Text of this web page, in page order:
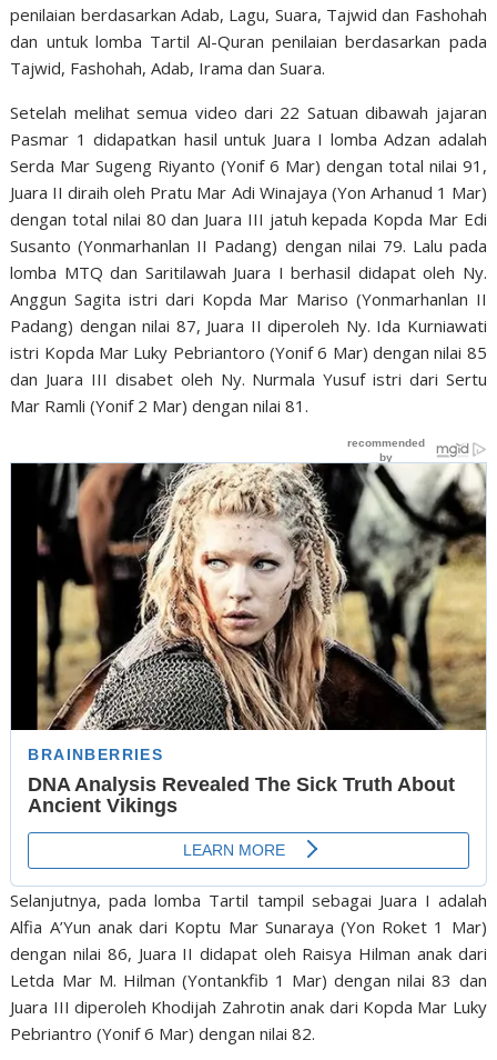
penilaian berdasarkan Adab, Lagu, Suara, Tajwid dan Fashohah
dan untuk lomba Tartil Al-Quran penilaian berdasarkan pada
Tajwid, Fashohah, Adab, Irama dan Suara.
Setelah melihat semua video dari 22 Satuan dibawah jajaran
Pasmar 1 didapatkan hasil untuk Juara I lomba Adzan adalah
Serda Mar Sugeng Riyanto (Yonif 6 Mar) dengan total nilai 91,
Juara II diraih oleh Pratu Mar Adi Winajaya (Yon Arhanud 1 Mar)
dengan total nilai 80 dan Juara III jatuh kepada Kopda Mar Edi
Susanto (Yonmarhanlan II Padang) dengan nilai 79. Lalu pada
lomba MTQ dan Saritilawah Juara I berhasil didapat oleh Ny.
Anggun Sagita istri dari Kopda Mar Mariso (Yonmarhanlan II
Padang) dengan nilai 87, Juara II diperoleh Ny. Ida Kurniawati
istri Kopda Mar Luky Pebriantoro (Yonif 6 Mar) dengan nilai 85
dan Juara III disabet oleh Ny. Nurmala Yusuf istri dari Sertu
Mar Ramli (Yonif 2 Mar) dengan nilai 81.
Selanjutnya, pada lomba Tartil tampil sebagai Juara I adalah
Alfia A’Yun anak dari Koptu Mar Sunaraya (Yon Roket 1 Mar)
dengan nilai 86, Juara II didapat oleh Raisya Hilman anak dari
Letda Mar M. Hilman (Yontankfib 1 Mar) dengan nilai 83 dan
Juara III diperoleh Khodijah Zahrotin anak dari Kopda Mar Luky
Pebriantro (Yonif 6 Mar) dengan nilai 82.